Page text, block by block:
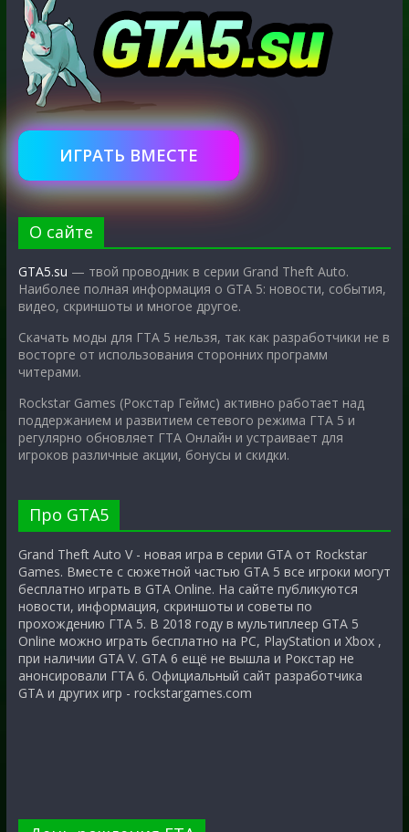
ИГРАТЬ ВМЕСТЕ
О сайте
GTA5.su — твой проводник в серии Grand Theft Auto.
Наиболее полная информация о GTA 5: новости, события,
видео, скриншоты и многое другое.
Скачать моды для ГТА 5 нельзя, так как разработчики не в
восторге от использования сторонних программ
читерами.
Rockstar Games (Рокстар Геймс) активно работает над
поддержанием и развитием сетевого режима ГТА 5 и
регулярно обновляет ГТА Онлайн и устраивает для
игроков различные акции, бонусы и скидки.
Про GTA5
Grand Theft Auto V - новая игра в серии GTA от Rockstar
Games. Вместе с сюжетной частью GTA 5 все игроки могут
бесплатно играть в GTA Online. На сайте публикуются
новости, информация, скриншоты и советы по
прохождению ГТА 5. В 2018 году в мультиплеер GTA 5
Online можно играть бесплатно на PC, PlayStation и Xbox ,
при наличии GTA V. GTA 6 ещё не вышла и Рокстар не
анонсировали ГТА 6. Официальный сайт разработчика
GTA и других игр - rockstargames.com